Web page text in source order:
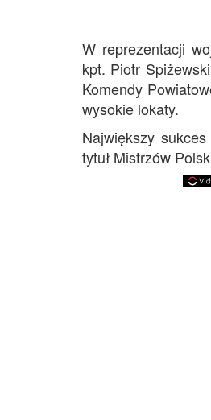
W reprezentacji
kpt. Piotr
Komendy
wysokie lokaty.
Największy
tytuł Mistrzów